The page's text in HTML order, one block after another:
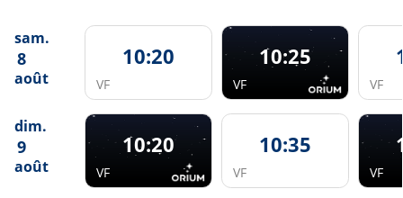
sam.
8
août
10:20
VF
10:25
VF VF
dim.
9
août
10:20
VF
10:35
VF VF